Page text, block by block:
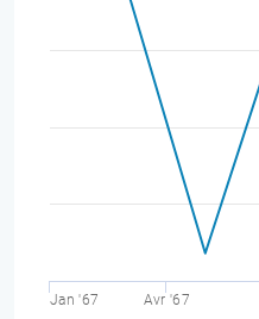
Jan '67 Avr '67